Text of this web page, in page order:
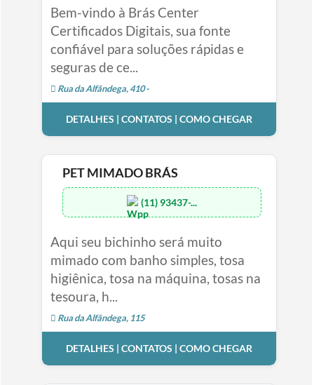
Bem-vindo à Brás Center
Certificados Digitais, sua fonte
confiável para soluções rápidas e
seguras de ce...
Rua da Alfândega, 410 -
DETALHES | CONTATOS | COMO CHEGAR
PET MIMADO BRÁS
(11) 93437-...
Aqui seu bichinho será muito
mimado com banho simples, tosa
higiênica, tosa na máquina, tosas na
tesoura, h...
Rua da Alfândega, 115
DETALHES | CONTATOS | COMO CHEGAR